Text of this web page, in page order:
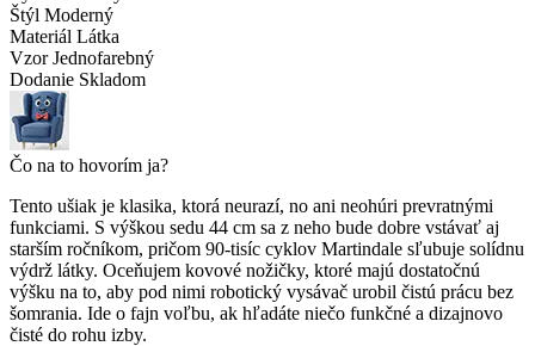
Štýl Moderný
Materiál Látka
Vzor Jednofarebný
Dodanie Skladom
Čo na to hovorím ja?
Tento ušiak je klasika, ktorá neurazí, no ani neohúri prevratnými
funkciami. S výškou sedu 44 cm sa z neho bude dobre vstávať aj
starším ročníkom, pričom 90-tisíc cyklov Martindale sľubuje solídnu
výdrž látky. Oceňujem kovové nožičky, ktoré majú dostatočnú
výšku na to, aby pod nimi robotický vysávač urobil čistú prácu bez
šomrania. Ide o fajn voľbu, ak hľadáte niečo funkčné a dizajnovo
čisté do rohu izby.